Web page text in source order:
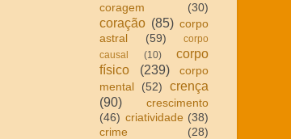
coragem
(30)
coração (85) corpo
astral
(59)
corpo
causal
(10)
corpo
físico
(239)
corpo
mental
(52)
crença
(90)
crescimento
(46) criatividade (38)
crime
(28)